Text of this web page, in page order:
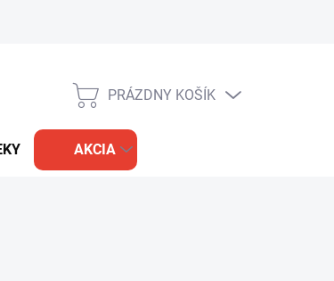
NÁKUPNÝ
PRÁZDNY KOŠÍK
AKCIA